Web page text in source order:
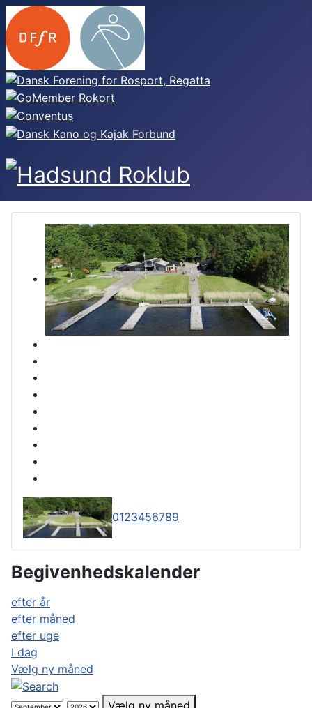
0123456789
Begivenhedskalender
efter år
efter måned
efter uge
I dag
Vælg ny måned